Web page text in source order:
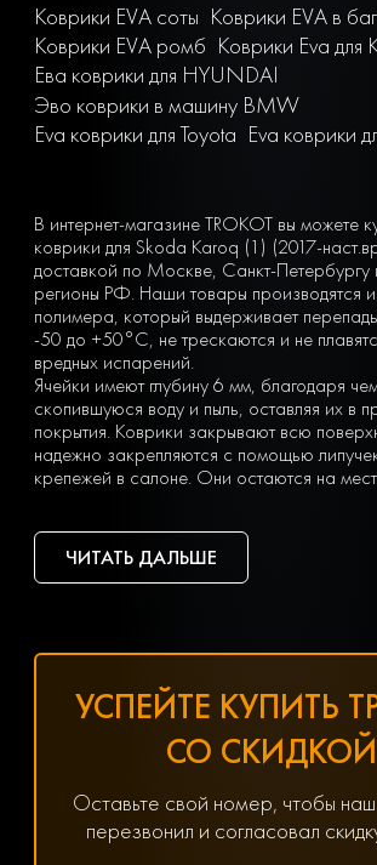
Коврики EVA соты Коврики EVA в
Коврики EVA ромб Коврики Eva для
Ева коврики для HYUNDAI
Эво коврики в машину BMW
Eva коврики для Toyota Eva коврики
В интернет-магазине TROKOT вы можете
коврики для Skoda Karoq (1) (2017-
доставкой по Москве, Санкт-Петербургу
регионы РФ. Наши товары производятся
полимера, который выдерживает
-50 до +50°С, не трескаются и не
вредных испарений.
Ячейки имеют глубину 6 мм, благодаря
скопившуюся воду и пыль, оставляя их в
покрытия. Коврики закрывают всю
надежно закрепляются с помощью
крепежей в салоне. Они остаются на
достаточно «отбить» его струей воды на
дворового шланга.
коврика под салон с любым дизайном.
Чтобы заказать недорогие ЕВА коврики
(1) (2017-наст.время), оформите заявку,
Хотите получить помощь в подборе
специалист всегда на связи! Позвоните по
8(800) 600-89-40, 8(495) 445-55-08 или
мессенджер WhatsApp, Viber или
решит любой возникший вопрос,
ЧИТАТЬ ДАЛЬШЕ
УСПЕЙТЕ КУПИТЬ
СО СКИДКОЙ
Оставьте свой номер, чтобы
перезвонил и согласовал